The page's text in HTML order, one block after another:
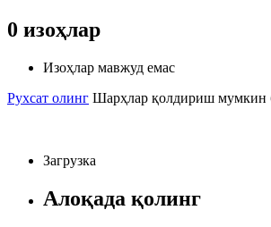
0 изоҳлар
Изоҳлар мавжуд емас
Рухсат олинг Шарҳлар қолдириш мумкин
Загрузка
Алоқада қолинг